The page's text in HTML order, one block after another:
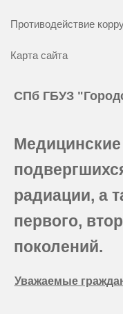
Противодействие
Карта сайта
СПб ГБУЗ
радиации, а
первого,
поколений.
Уважаемые